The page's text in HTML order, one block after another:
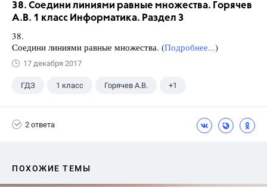
38. Соедини линиями равные множества. Горячев
А.В. 1 класс Информатика. Раздел 3
38.
Соедини линиями равные множества. (Подробнее...)
17 декабря 2017
ГДЗ 1 класс Горячев А.В. +1
2 ответа
ПОХОЖИЕ ТЕМЫ